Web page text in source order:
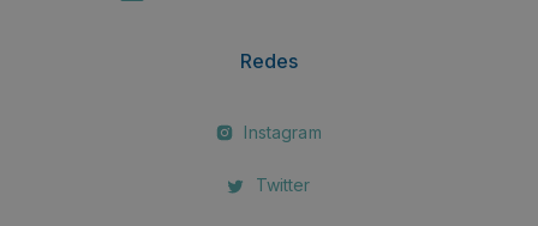
Redes
Instagram
Twitter